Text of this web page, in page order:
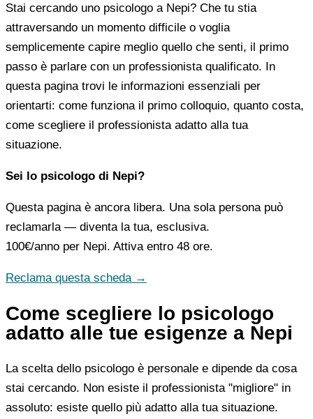
Stai cercando uno psicologo a Nepi? Che tu stia
attraversando un momento difficile o voglia
semplicemente capire meglio quello che senti, il primo
passo è parlare con un professionista qualificato. In
questa pagina trovi le informazioni essenziali per
orientarti: come funziona il primo colloquio, quanto costa,
come scegliere il professionista adatto alla tua
situazione.
Sei lo psicologo di Nepi?
Questa pagina è ancora libera. Una sola persona può
reclamarla — diventa la tua, esclusiva.
100€/anno per Nepi. Attiva entro 48 ore.
Reclama questa scheda →
Come scegliere lo psicologo
adatto alle tue esigenze a Nepi
La scelta dello psicologo è personale e dipende da cosa
stai cercando. Non esiste il professionista "migliore" in
assoluto: esiste quello più adatto alla tua situazione.